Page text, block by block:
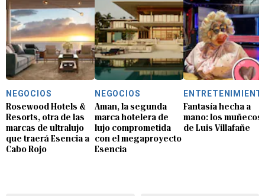
NEGOCIOS
Rosewood Hotels &
Resorts, otra de las
marcas de ultralujo
que traerá Esencia a
Cabo Rojo
NEGOCIOS
Aman, la segunda
marca hotelera de
lujo comprometida
con el megaproyecto
Esencia
Fantasía hecha a
mano: los muñecos
de Luis Villafañe